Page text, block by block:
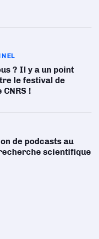
? Il y a un point
le festival de
!
de podcasts au
scientifique